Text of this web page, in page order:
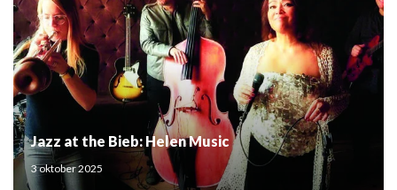
Jazz at the Bieb: Helen Music
3 oktober 2025